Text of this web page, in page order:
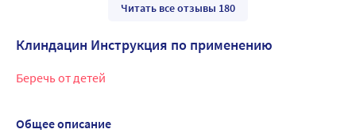
Читать все отзывы 180
Клиндацин Инструкция по применению
Беречь от детей
Общее описание